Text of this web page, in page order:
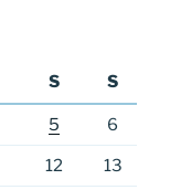
S S
5 6
12 13